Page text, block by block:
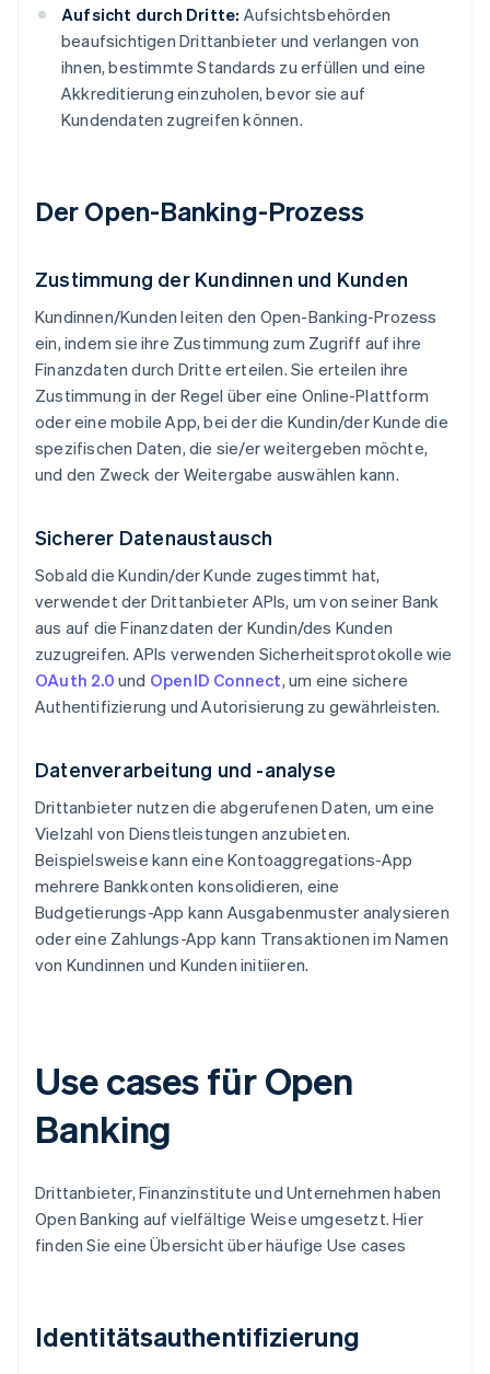
Aufsicht durch Dritte: Aufsichtsbehörden
beaufsichtigen Drittanbieter und verlangen von
ihnen, bestimmte Standards zu erfüllen und eine
Akkreditierung einzuholen, bevor sie auf
Kundendaten zugreifen können.
Der Open-Banking-Prozess
Zustimmung der Kundinnen und Kunden
Kundinnen/Kunden leiten den Open-Banking-Prozess
ein, indem sie ihre Zustimmung zum Zugriff auf ihre
Finanzdaten durch Dritte erteilen. Sie erteilen ihre
Zustimmung in der Regel über eine Online-Plattform
oder eine mobile App, bei der die Kundin/der Kunde die
spezifischen Daten, die sie/er weitergeben möchte,
und den Zweck der Weitergabe auswählen kann.
Sicherer Datenaustausch
Sobald die Kundin/der Kunde zugestimmt hat,
verwendet der Drittanbieter APIs, um von seiner Bank
aus auf die Finanzdaten der Kundin/des Kunden
zuzugreifen. APIs verwenden Sicherheitsprotokolle wie
OAuth 2.0 und OpenID Connect, um eine sichere
Authentifizierung und Autorisierung zu gewährleisten.
Datenverarbeitung und -analyse
Drittanbieter nutzen die abgerufenen Daten, um eine
Vielzahl von Dienstleistungen anzubieten.
Beispielsweise kann eine Kontoaggregations-App
mehrere Bankkonten konsolidieren, eine
Budgetierungs-App kann Ausgabenmuster analysieren
oder eine Zahlungs-App kann Transaktionen im Namen
von Kundinnen und Kunden initiieren.
Use cases für Open
Banking
Drittanbieter, Finanzinstitute und Unternehmen haben
Open Banking auf vielfältige Weise umgesetzt. Hier
finden Sie eine Übersicht über häufige Use cases
Identitätsauthentifizierung